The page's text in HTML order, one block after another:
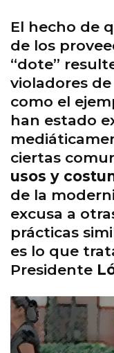
El hecho de
de los
“dote”
violadores de
como el
han estado
ciertas
usos y
de la
excusa a
prácticas
es lo que
Presidente